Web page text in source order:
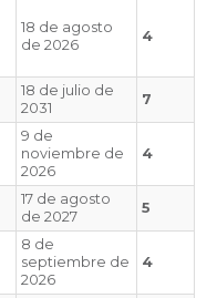
18 de agosto
de 2026
4
18 de julio de
2031
7
9 de
noviembre de
2026
4
17 de agosto
de 2027
5
8 de
septiembre de
2026
4